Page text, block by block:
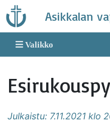
Skip
to
content
Asikkalan
Valikko
Julkaistu: 7.11.2021 klo